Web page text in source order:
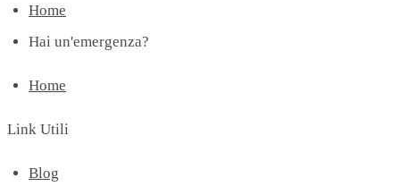
Home
Hai un'emergenza?
Home
Link Utili
Blog